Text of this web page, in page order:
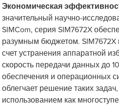
Экономическая
значительный научно-
SIMCom, серия SIM7672X
разумным бюджетом. SIM7672X
счет устранения аппаратной
скорость передачи данных до
обеспечения и операционных
облегчает решение таких
использованием как